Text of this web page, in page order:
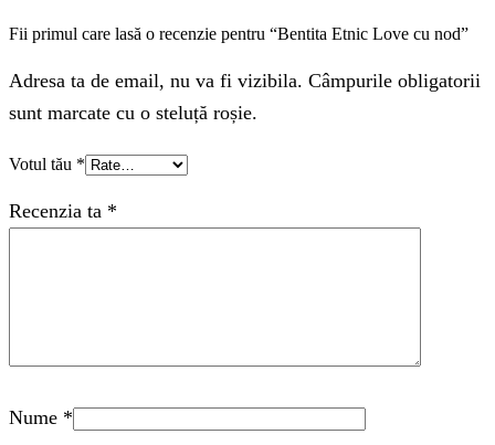
Fii primul care lasă o recenzie pentru “Bentita Etnic Love cu nod”
Adresa ta de email, nu va fi vizibila. Câmpurile obligatorii
sunt marcate cu o steluță roșie.
Votul tău *
Recenzia ta *
Nume *